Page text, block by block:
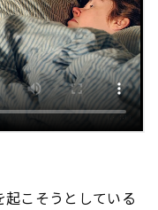
こそうとしている